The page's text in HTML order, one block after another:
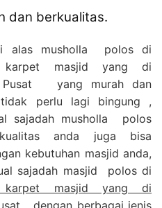
dan berkualitas.
alas musholla polos di
karpet masjid yang di
Pusat yang murah dan
perlu lagi bingung ,
sajadah musholla polos
anda juga bisa
kebutuhan masjid anda,
sajadah masjid polos di
karpet masjid yang di
dengan berbagai jenis